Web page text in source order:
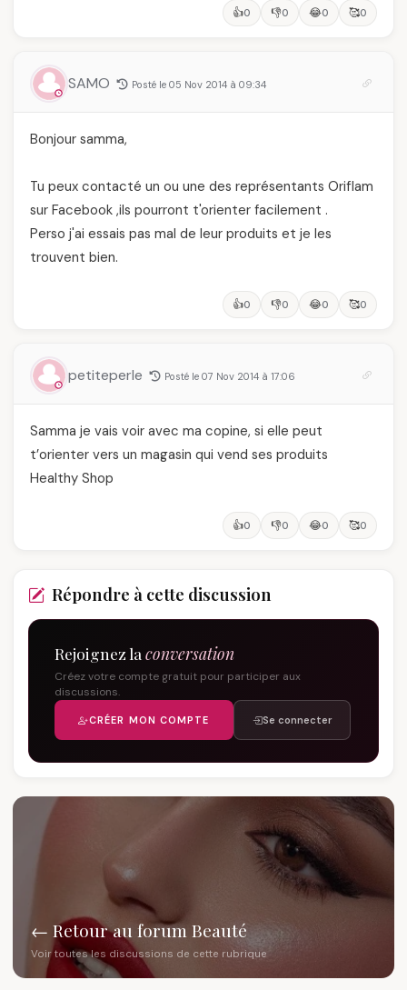
👍0 👎0 😂0 🥰0
SAMO Posté le 05 Nov 2014 à 09:34
Bonjour samma,
Tu peux contacté un ou une des représentants Oriflam
sur Facebook ,ils pourront t'orienter facilement .
Perso j'ai essais pas mal de leur produits et je les
trouvent bien.
👍0 👎0 😂0 🥰0
petiteperle Posté le 07 Nov 2014 à 17:06
Samma je vais voir avec ma copine, si elle peut
t’orienter vers un magasin qui vend ses produits
Healthy Shop
👍0 👎0 😂0 🥰0
Répondre à cette discussion
Rejoignez la conversation
Créez votre compte gratuit pour participer aux
discussions.
CRÉER MON COMPTE Se connecter
← Retour au forum Beauté
Voir toutes les discussions de cette rubrique